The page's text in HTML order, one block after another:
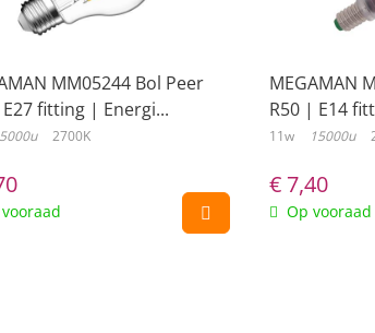
MM05244 Bol Peer
fitting | Energi...
2700K
MEGAMAN
R50 | E14
11w 15000u
€ 7,40
Op vooraad